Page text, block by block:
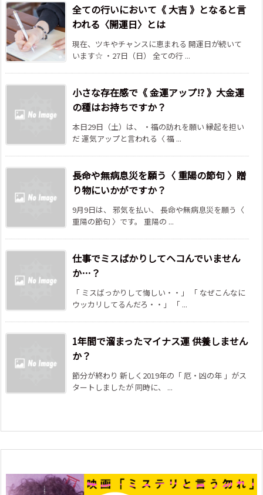
全ての行いにおいて《 大吉 》となると言
われる〈開運日〉とは
現在、ツキやチャンスに恵まれる 開運日が続いて
います☆ ・27日（日） 全ての行 ...
小さな存在感で《 金運アップ!? 》大金運
の種はお持ちですか？
本日29日（土）は、 ・福の訪れを願い 縁起を担い
だ 運気アップと言われる〈 福 ...
長命や無病息災を願う〈 重陽の節句 〉贈
り物にいかがですか？
9月9日は、 邪気を払い、 長命や無病息災を願う〈
重陽の節句 〉です。 重陽の ...
仕事でミスばかりしてヘコんでいません
か…？
「 ミスばっかりして悔しい・・」 「 なぜこんなに
ウッカリしてるんだろ・・」 「 ...
1年間で溜まったマイナス運 供養しません
か？
節分が終わり 新しく2019年の「 厄・凶の年 」がス
タートしましたが 同時に、 ...